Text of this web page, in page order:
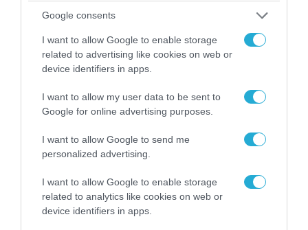
Google consents
I want to allow Google to enable storage
related to advertising like cookies on web or
device identifiers in apps.
I want to allow my user data to be sent to
Google for online advertising purposes.
I want to allow Google to send me
personalized advertising.
I want to allow Google to enable storage
related to analytics like cookies on web or
device identifiers in apps.
06.08.2026 | 14:02
Αθήνα: Απομακρύνθηκαν παράνομα
αντικείμενα από κοινόχρηστους χώρους